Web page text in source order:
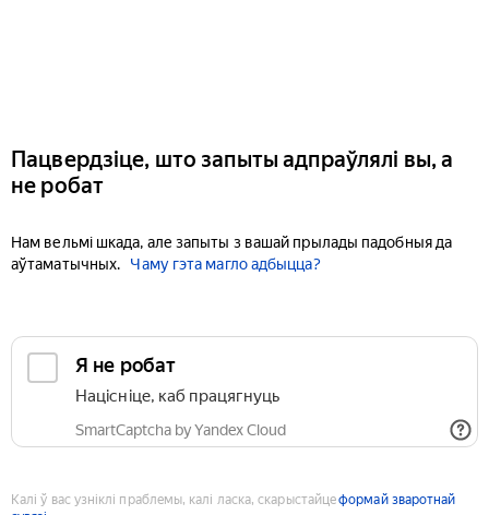
Пацвердзіце, што запыты адпраўлялі вы, а
не робат
Нам вельмі шкада, але запыты з вашай прылады падобныя да
аўтаматычных.
Чаму гэта магло адбыцца?
Я не робат
Націсніце, каб працягнуць
SmartCaptcha by Yandex Cloud
Калі ў вас узніклі праблемы, калі ласка, скарыстайцеформай зваротнай